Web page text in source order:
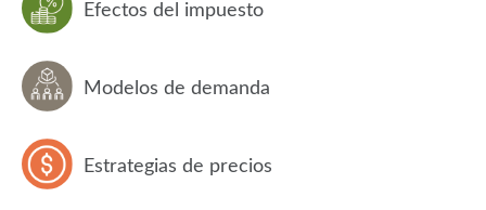
Efectos del impuesto
Modelos de demanda
Estrategias de precios